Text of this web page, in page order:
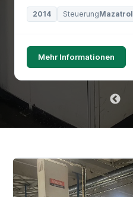
2014 SteuerungMazatrol
Mehr Informationen